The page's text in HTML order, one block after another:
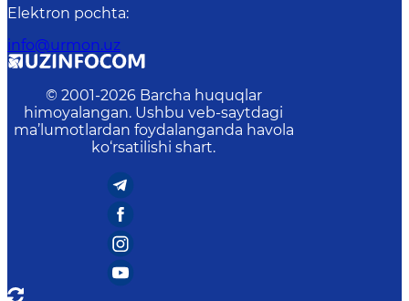
Elektron pochta:
info@urmon.uz
© 2001-2026 Barcha huquqlar
himoyalangan. Ushbu veb-saytdagi
ma’lumotlardan foydalanganda havola
ko‘rsatilishi shart.